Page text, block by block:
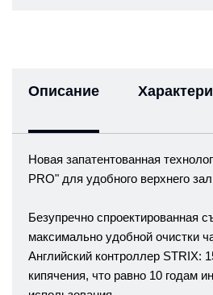
Описание
Новая запатентованная
PRO" для удобного верхнего
Безупречно спроектированная
максимально удобной очистки
Английский контроллер STRIX:
кипячения, что равно 10 годам